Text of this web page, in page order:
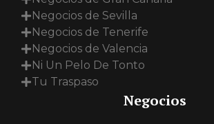
Negocios de Sevilla
Negocios de Tenerife
Negocios de Valencia
Ni Un Pelo De Tonto
Tu Traspaso
Negocios